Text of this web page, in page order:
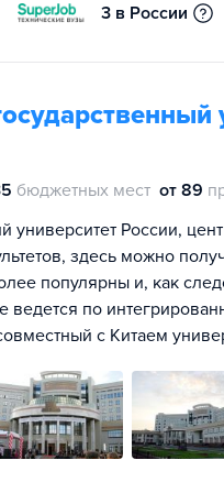
3 в России
бюджетных мест от 89
университет России,
здесь можно
популярны и, как
ведется по
с Китаем